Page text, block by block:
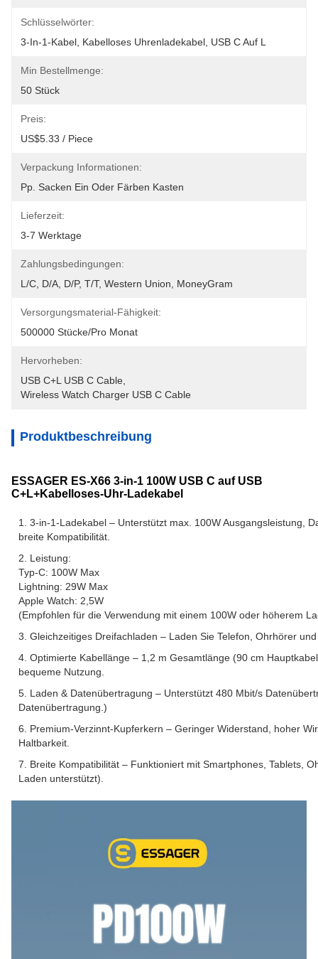
Schlüsselwörter:
3-In-1-Kabel, Kabelloses Uhrenladekabel, USB C Auf L
Min Bestellmenge:
50 Stück
Preis:
US$5.33 / Piece
Verpackung Informationen:
Pp. Sacken Ein Oder Färben Kasten
Lieferzeit:
3-7 Werktage
Zahlungsbedingungen:
L/C, D/A, D/P, T/T, Western Union, MoneyGram
Versorgungsmaterial-Fähigkeit:
500000 Stücke/pro Monat
Hervorheben:
USB C+L USB C Cable
Wireless Watch Charger USB C Cable
Produktbeschreibung
ESSAGER ES-X66 3-in-1 100W USB C auf USB
C+L+Kabelloses-Uhr-Ladekabel
1. 3-in-1-Ladekabel – Unterstützt max. 100W Ausgangsleistung,
breite Kompatibilität.
2. Leistung:
Typ-C: 100W Max
Lightning: 29W Max
Apple Watch: 2,5W
(Empfohlen für die Verwendung mit einem 100W oder höherem
3. Gleichzeitiges Dreifachladen – Laden Sie Telefon, Ohrhörer
4. Optimierte Kabellänge – 1,2 m Gesamtlänge (90 cm
bequeme Nutzung.
5. Laden & Datenübertragung – Unterstützt 480 Mbit/s
Datenübertragung.)
6. Premium-Verzinnt-Kupferkern – Geringer Widerstand, hoher
Haltbarkeit.
7. Breite Kompatibilität – Funktioniert mit Smartphones, Tablets,
Laden unterstützt).